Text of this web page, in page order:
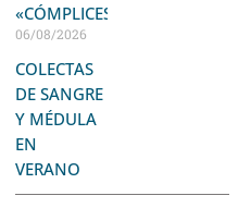
«CÓMPLICES»
06/08/2026
COLECTAS
DE SANGRE
Y MÉDULA
EN
VERANO